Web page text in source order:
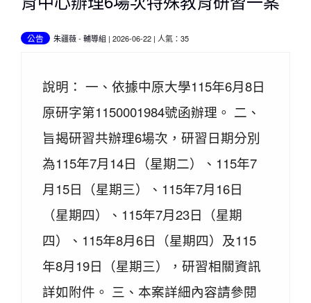
公告 朱疆薇- 輔導組 | 2026-06-22 | 人氣：35
說明： 一、依據中原大學115年6月8日
原研字第1150001984號函辦理。 二、
旨揭研習共辦理6場次，研習日期分別
為115年7月14日（星期二）、115年7
月15日（星期三）、115年7月16日
（星期四）、115年7月23日（星期
四）、115年8月6日（星期四）及115
年8月19日（星期三），研習相關資訊
詳如附件。 三、本案詳細內容請參閱